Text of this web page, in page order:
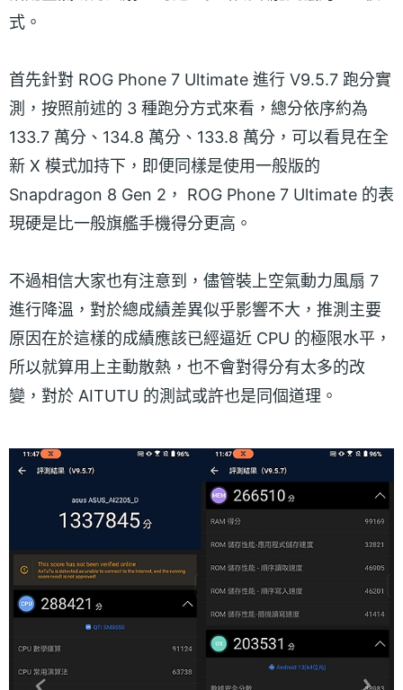
式。
首先針對 ROG Phone 7 Ultimate 進行 V9.5.7 跑分實
測，按照前述的 3 種跑分方式來看，總分依序約為
133.7 萬分、134.8 萬分、133.8 萬分，可以看見在全
新 X 模式加持下，即便同樣是使用一般版的
Snapdragon 8 Gen 2， ROG Phone 7 Ultimate 的表
現硬是比一般旗艦手機得分更高。
不過相信大家也有注意到，儘管裝上空氣動力風扇 7
進行降溫，對於總成績差異似乎影響不大，推測主要
原因在於這樣的成績應該已經逼近 CPU 的極限水平，
所以就算用上主動散熱，也不會對得分有太多的改
變，對於 AITUTU 的測試或許也是同個道理。